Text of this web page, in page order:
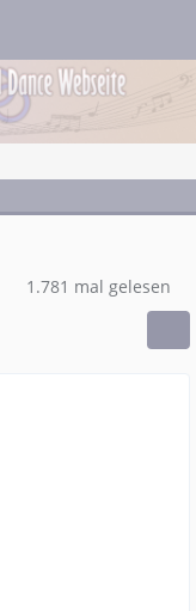
1.781 mal gelesen